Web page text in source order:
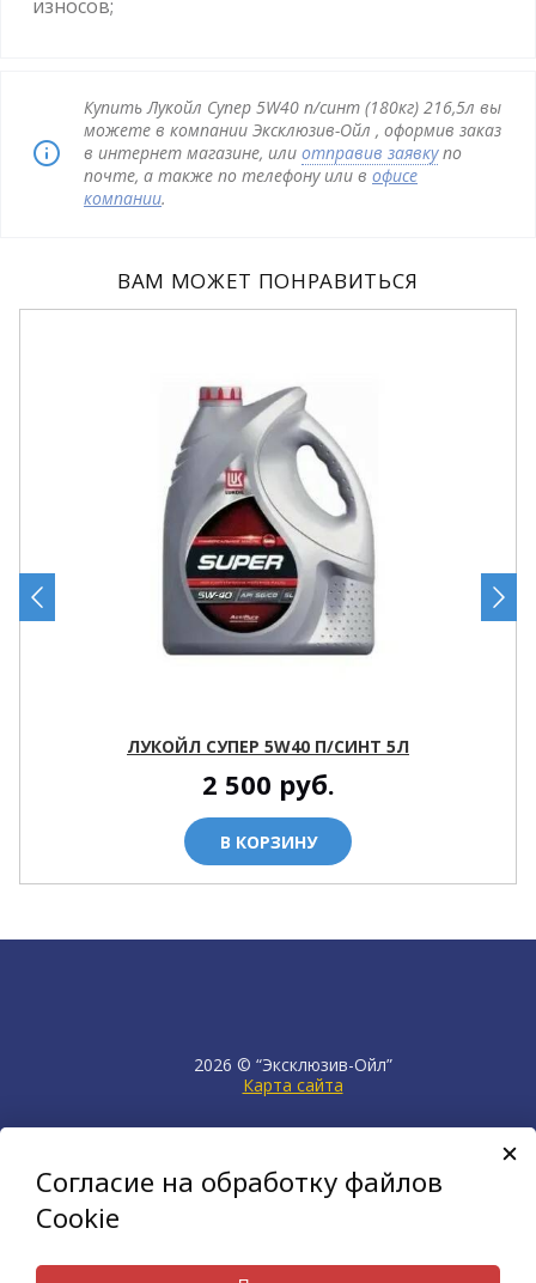
износов;
Купить Лукойл Супер 5W40 п/синт (180кг) 216,5л вы
можете в компании Эксклюзив-Ойл , оформив заказ
в интернет магазине, или отправив заявкупо
почте, а также по телефону или в офисе
компании.
ВАМ МОЖЕТ ПОНРАВИТЬСЯ
ЛУКОЙЛ СУПЕР 5W40 П/СИНТ 5Л
2 500 руб.
В КОРЗИНУ
2026 © “Эксклюзив-Ойл”
Карта сайта
продвижение сайта НЕТКАМ
создан на платформе
KORZILLA
Согласие на обработку файлов
Cookie